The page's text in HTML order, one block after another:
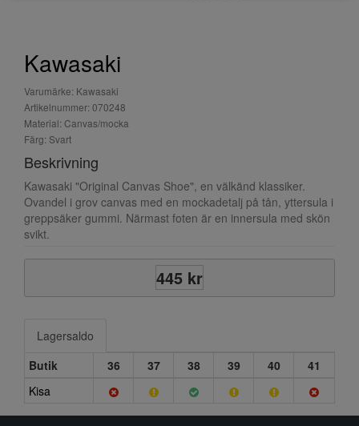
Kawasaki
Varumärke: Kawasaki
Artikelnummer: 070248
Material: Canvas/mocka
Färg: Svart
Beskrivning
Kawasaki "Original Canvas Shoe", en välkänd klassiker.
Ovandel i grov canvas med en mockadetalj på tån, yttersula i
greppsäker gummi. Närmast foten är en innersula med skön
svikt.
445 kr
Lagersaldo
Butik
36 37 38 39 40
41
Kisa